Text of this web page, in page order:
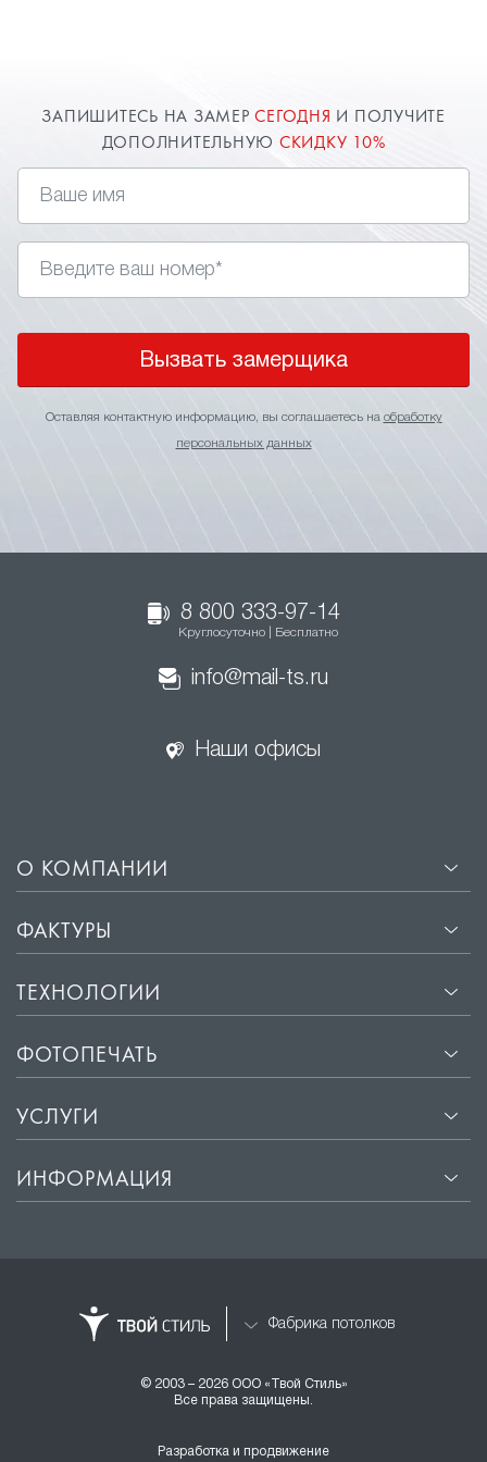
ЗАПИШИТЕСЬ НА ЗАМЕРСЕГОДНЯ И ПОЛУЧИТЕ
ДОПОЛНИТЕЛЬНУЮ СКИДКУ 10%
Вызвать замерщика
Оставляя контактную информацию, вы соглашаетесь на обработку
персональных данных
8 800 333-97-14
Круглосуточно | Бесплатно
info@mail-ts.ru
Наши офисы
О КОМПАНИИ
ФАКТУРЫ
ТЕХНОЛОГИИ
ФОТОПЕЧАТЬ
УСЛУГИ
ИНФОРМАЦИЯ
Фабрика потолков
© 2003 – 2026 ООО «Твой Стиль»
Все права защищены.
Разработка и продвижение